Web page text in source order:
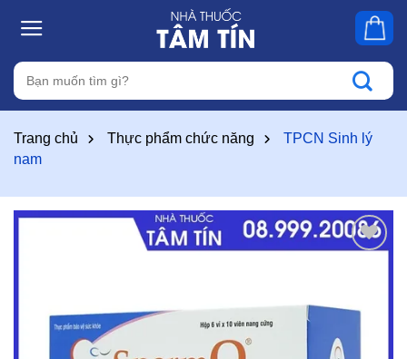
Tìm
kiếm:
Trang chủ Thực phẩm chức năng
TPCN Sinh lý
nam
yêu